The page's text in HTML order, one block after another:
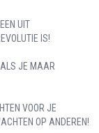
UIT
IS!
JE MAAR
VOOR JE
OP ANDEREN!